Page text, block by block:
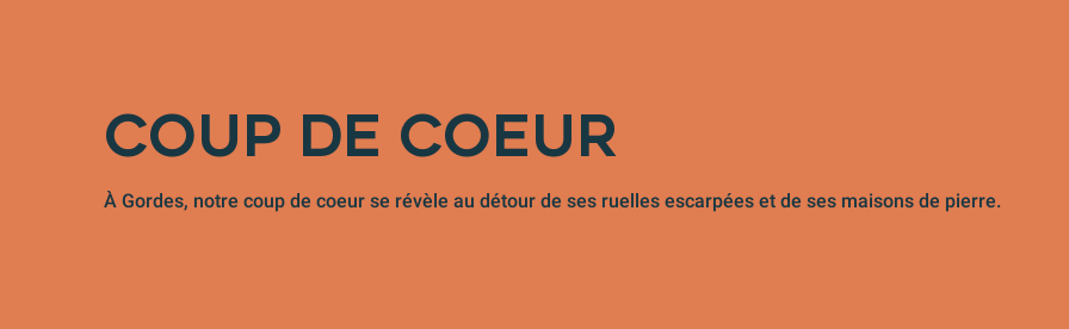
COUP DE COEUR
À Gordes, notre coup de coeur se révèle au détour de ses ruelles escarpées et de ses maisons de pierre.